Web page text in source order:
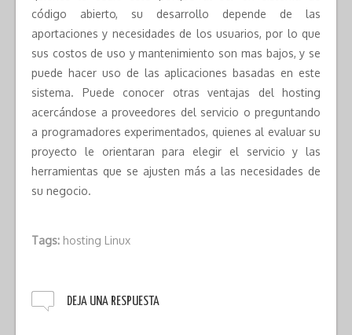
código abierto, su desarrollo depende de las
aportaciones y necesidades de los usuarios, por lo que
sus costos de uso y mantenimiento son mas bajos, y se
puede hacer uso de las aplicaciones basadas en este
sistema. Puede conocer otras ventajas del hosting
acercándose a proveedores del servicio o preguntando
a programadores experimentados, quienes al evaluar su
proyecto le orientaran para elegir el servicio y las
herramientas que se ajusten más a las necesidades de
su negocio.
Tags: hosting Linux
DEJA UNA RESPUESTA